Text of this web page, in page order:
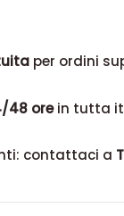
per ordini
48 orein tutta
contattaci a